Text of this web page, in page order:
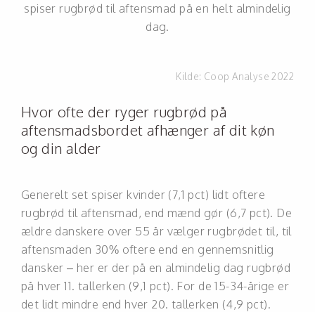
spiser rugbrød til aftensmad på en helt almindelig
dag.
Kilde: Coop Analyse 2022
Hvor ofte der ryger rugbrød på
aftensmadsbordet afhænger af dit køn
og din alder
Generelt set spiser kvinder (7,1 pct) lidt oftere
rugbrød til aftensmad, end mænd gør (6,7 pct). De
ældre danskere over 55 år vælger rugbrødet til, til
aftensmaden 30% oftere end en gennemsnitlig
dansker – her er der på en almindelig dag rugbrød
på hver 11. tallerken (9,1 pct). For de 15-34-årige er
det lidt mindre end hver 20. tallerken (4,9 pct).